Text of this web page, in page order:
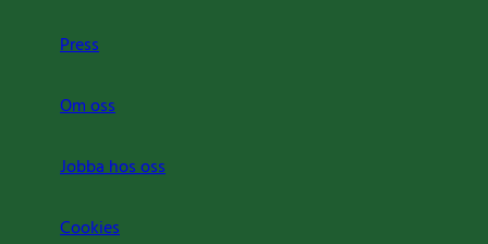
Press
Om oss
Jobba hos oss
Cookies